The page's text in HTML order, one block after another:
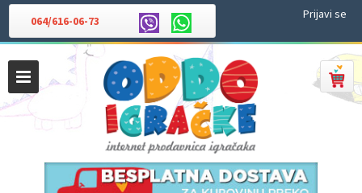
064/616-06-73 Prijavi se